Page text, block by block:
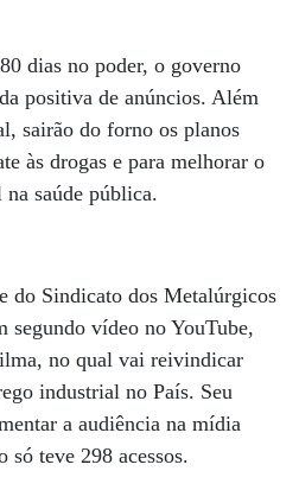
dias no poder, o governo
positiva de anúncios. Além
sairão do forno os planos
às drogas e para melhorar o
saúde pública.
do Sindicato dos Metalúrgicos
segundo vídeo no YouTube,
no qual vai reivindicar
industrial no País. Seu
a audiência na mídia
teve 298 acessos.